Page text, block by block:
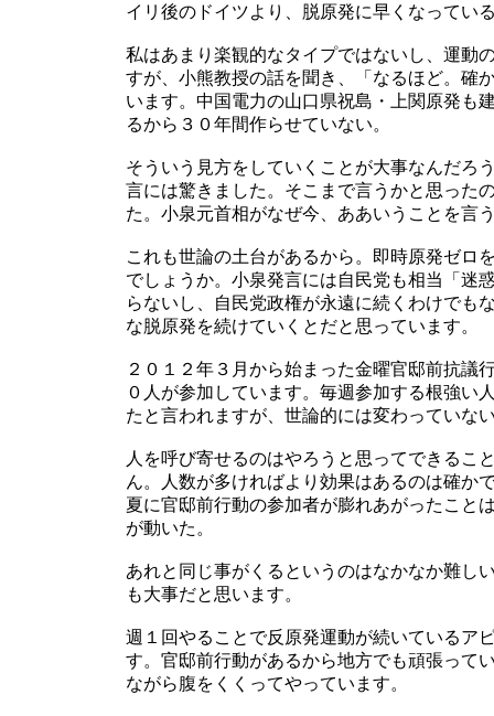
イリ後のドイツより、脱原発に早くなってい
私はあまり楽観的なタイプではないし、運動
すが、小熊教授の話を聞き、「なるほど。確
います。中国電力の山口県祝島・上関原発も
るから３０年間作らせていない。
そういう見方をしていくことが大事なんだろ
言には驚きました。そこまで言うかと思った
た。小泉元首相がなぜ今、ああいうことを言
これも世論の土台があるから。即時原発ゼロ
でしょうか。小泉発言には自民党も相当「迷
らないし、自民党政権が永遠に続くわけでも
な脱原発を続けていくとだと思っています。
２０１２年３月から始まった金曜官邸前抗議
０人が参加しています。毎週参加する根強い
たと言われますが、世論的には変わっていな
人を呼び寄せるのはやろうと思ってできるこ
ん。人数が多ければより効果はあるのは確か
夏に官邸前行動の参加者が膨れあがったこと
が動いた。
あれと同じ事がくるというのはなかなか難し
も大事だと思います。
週１回やることで反原発運動が続いているア
す。官邸前行動があるから地方でも頑張って
ながら腹をくくってやっています。